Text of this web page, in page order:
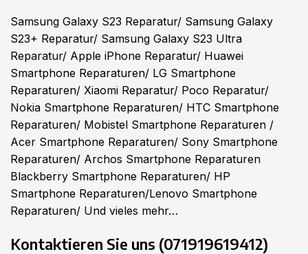
Samsung Galaxy S23 Reparatur/ Samsung Galaxy
S23+ Reparatur/ Samsung Galaxy S23 Ultra
Reparatur/ Apple iPhone Reparatur/ Huawei
Smartphone Reparaturen/ LG Smartphone
Reparaturen/ Xiaomi Reparatur/ Poco Reparatur/
Nokia Smartphone Reparaturen/ HTC Smartphone
Reparaturen/ Mobistel Smartphone Reparaturen /
Acer Smartphone Reparaturen/ Sony Smartphone
Reparaturen/ Archos Smartphone Reparaturen
Blackberry Smartphone Reparaturen/ HP
Smartphone Reparaturen/Lenovo Smartphone
Reparaturen/ Und vieles mehr…
Kontaktieren Sie uns (071919619412)